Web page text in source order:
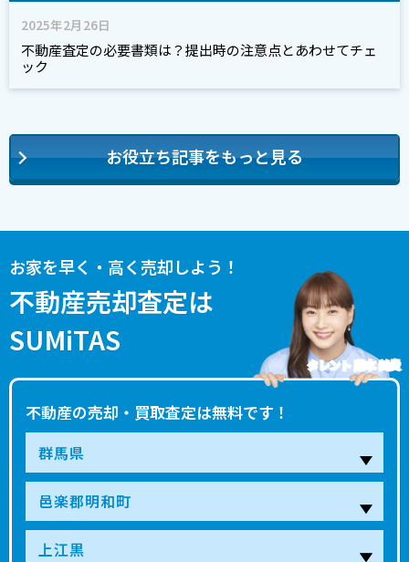
2025年2月26日
不動産査定の必要書類は？提出時の注意点とあわせてチェ
ック
お役立ち記事をもっと見る
お家を早く・高く売却しよう！
不動産売却査定は
SUMiTAS
不動産の売却・買取査定は無料です！
タレント 藤本 美貴